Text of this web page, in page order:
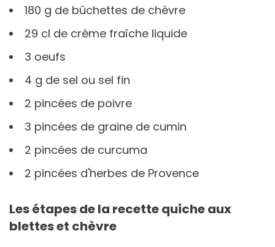
180 g de bûchettes de chèvre
29 cl de crème fraîche liquide
3 oeufs
4 g de sel ou sel fin
2 pincées de poivre
3 pincées de graine de cumin
2 pincées de curcuma
2 pincées d'herbes de Provence
Les étapes de la recette quiche aux
blettes et chèvre